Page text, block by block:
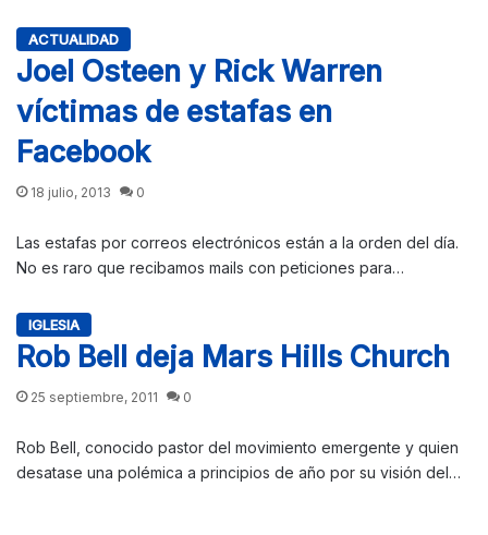
ACTUALIDAD
Joel Osteen y Rick Warren
víctimas de estafas en
Facebook
18 julio, 2013 0
Las estafas por correos electrónicos están a la orden del día.
No es raro que recibamos mails con peticiones para…
IGLESIA
Rob Bell deja Mars Hills Church
25 septiembre, 2011 0
Rob Bell, conocido pastor del movimiento emergente y quien
desatase una polémica a principios de año por su visión del…